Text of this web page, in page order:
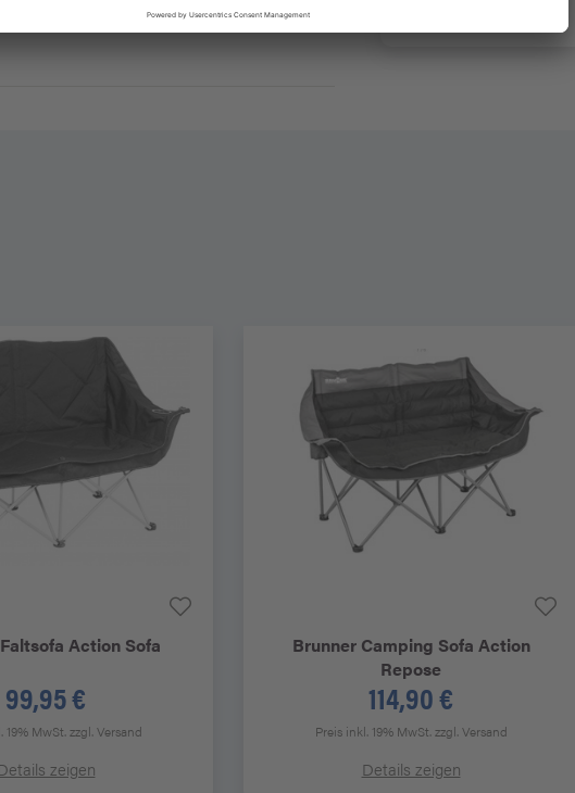
Action Sofa
99,95 €
19% MwSt.zzgl. Versand
zeigen
BrunnerCamping Sofa Action
Repose
114,90 €
Preis inkl. 19% MwSt.zzgl. Versand
Details zeigen